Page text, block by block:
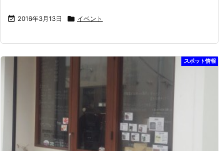
 2016年3月13日  イベント
スポット情報